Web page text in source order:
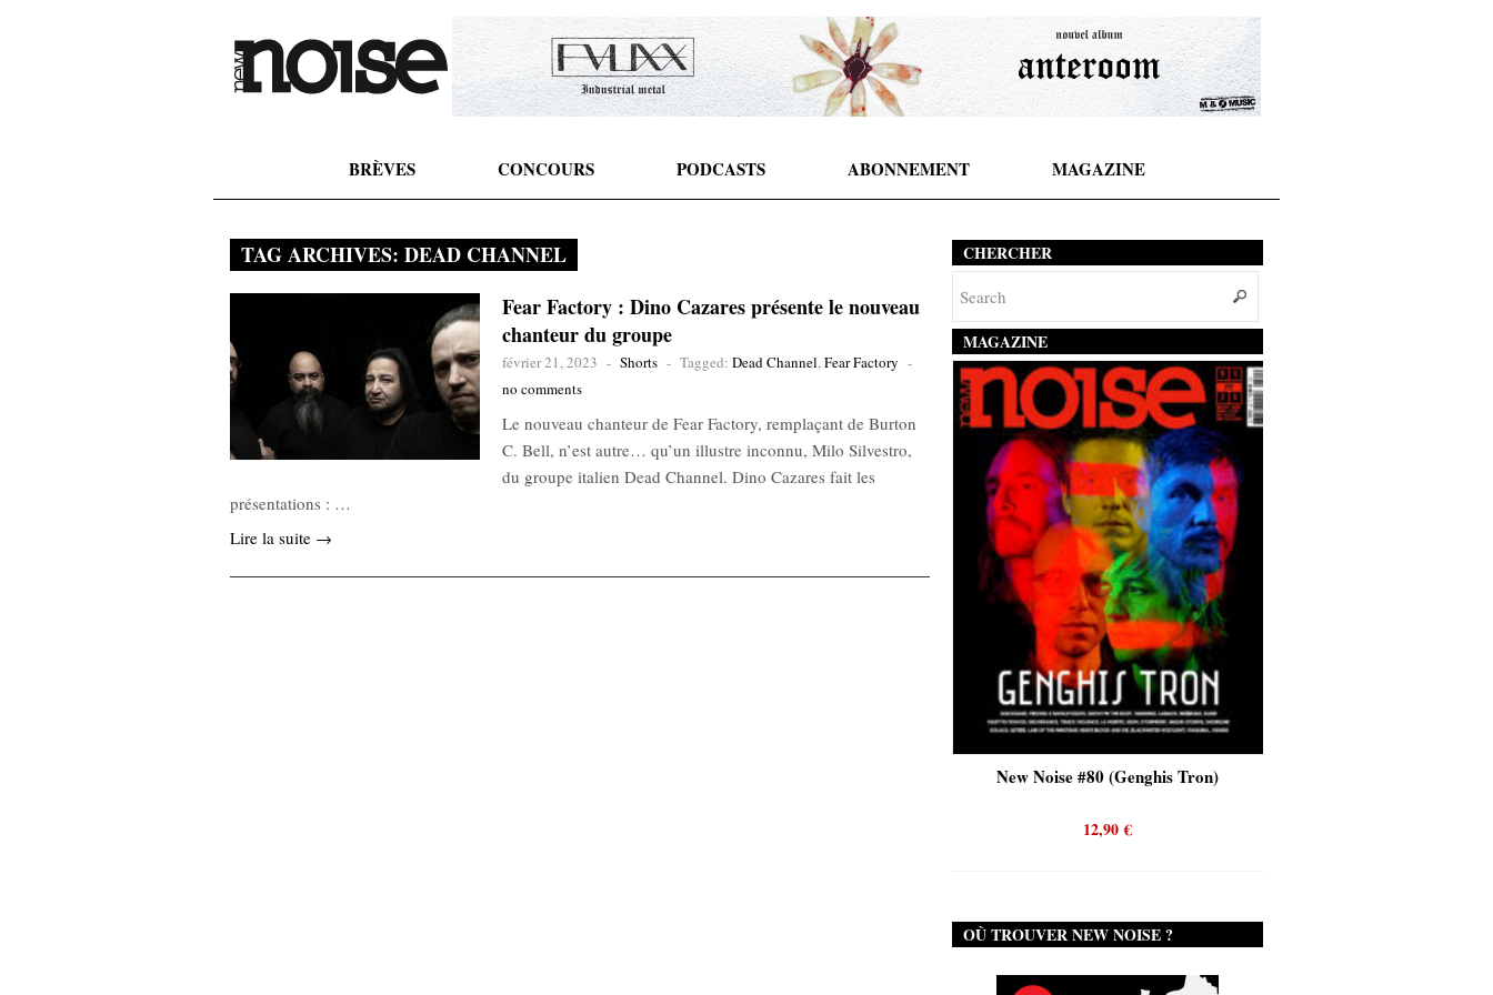
BRÈVES CONCOURS PODCASTS ABONNEMENT MAGAZINE
TAG ARCHIVES: DEAD CHANNEL
Fear Factory : Dino Cazares présente le nouveau
chanteur du groupe
février 21, 2023 - Shorts - Tagged: Dead Channel,Fear Factory -
no comments
Le nouveau chanteur de Fear Factory, remplaçant de Burton
C. Bell, n’est autre… qu’un illustre inconnu, Milo Silvestro,
du groupe italien Dead Channel. Dino Cazares fait les
présentations : …
Lire la suite →
CHERCHER
MAGAZINE
New Noise #80 (Genghis Tron)
12,90€
OÙ TROUVER NEW NOISE ?